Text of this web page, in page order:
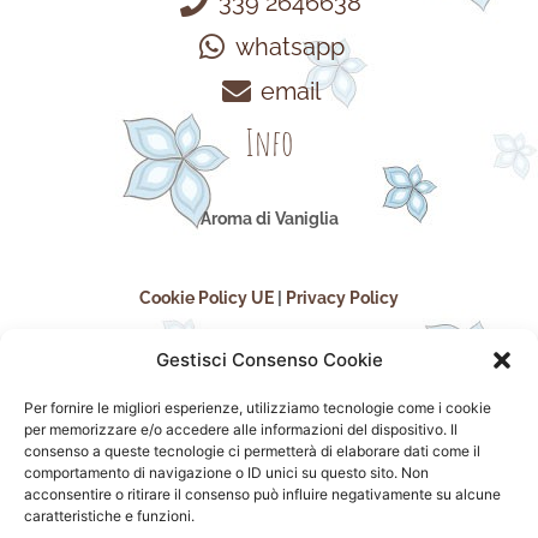
Gestisci Consenso Cookie
Per fornire le migliori esperienze, utilizziamo tecnologie come i cookie
per memorizzare e/o accedere alle informazioni del dispositivo. Il
consenso a queste tecnologie ci permetterà di elaborare dati come il
comportamento di navigazione o ID unici su questo sito. Non
acconsentire o ritirare il consenso può influire negativamente su alcune
caratteristiche e funzioni.
whatsapp
email
Info
Aroma di Vaniglia
Cookie Policy UE Privacy Policy
seguici sui social